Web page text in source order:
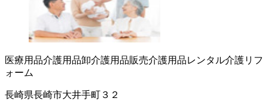
医療用品介護用品卸介護用品販売介護用品レンタル介護リフ
ォーム
長崎県長崎市大井手町３２